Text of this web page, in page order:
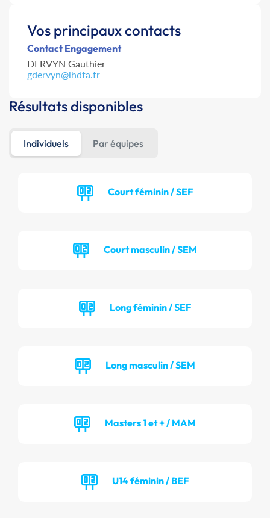
Vos principaux contacts
Contact Engagement
DERVYN Gauthier
gdervyn@lhdfa.fr
Résultats disponibles
Individuels Par équipes
Court féminin / SEF
Court masculin / SEM
Long féminin / SEF
Long masculin / SEM
Masters 1 et + / MAM
U14 féminin / BEF